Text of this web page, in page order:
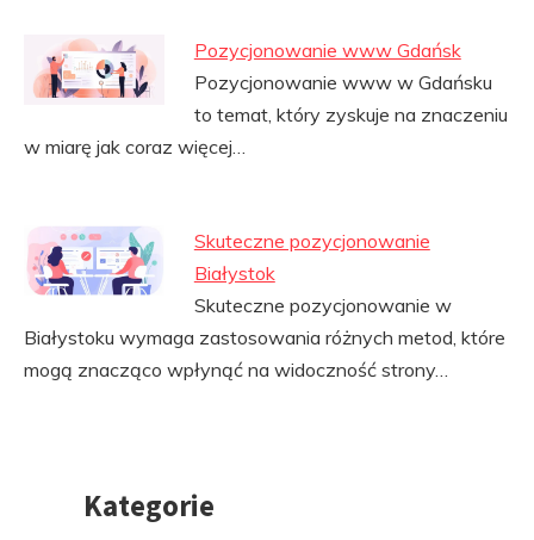
Pozycjonowanie www Gdańsk
Pozycjonowanie www w Gdańsku
to temat, który zyskuje na znaczeniu
w miarę jak coraz więcej…
Skuteczne pozycjonowanie
Białystok
Skuteczne pozycjonowanie w
Białystoku wymaga zastosowania różnych metod, które
mogą znacząco wpłynąć na widoczność strony…
PrzejdźKategorie